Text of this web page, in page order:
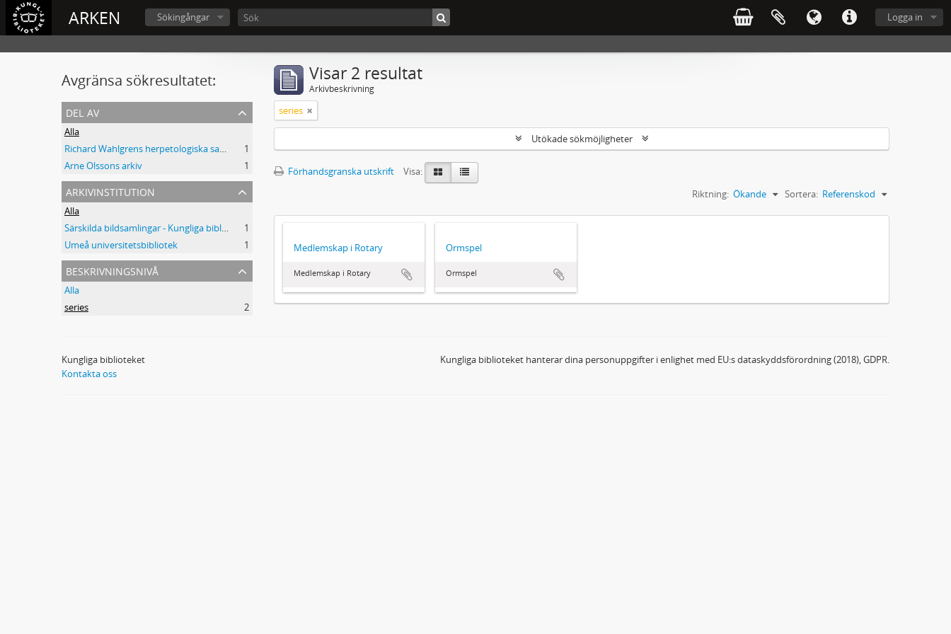
ARKEN Logga in
Sökingångar
Avgränsa sökresultatet:
del av
Alla
Richard Wahlgrens herpetologiska samling
1
Arne Olssons arkiv
1
arkivinstitution
Alla
Särskilda bildsamlingar - Kungliga biblioteket
1
Umeå universitetsbibliotek
1
beskrivningsnivå
Alla
series
2
Visar 2 resultat
Arkivbeskrivning
series
Utökade sökmöjligheter
Förhandsgranska utskrift
Visa:
Sortera: Referenskod
Riktning: Ökande
Medlemskap i Rotary
Medlemskap i Rotary
Ormspel
Ormspel
Kungliga biblioteket
Kontakta oss
Kungliga biblioteket hanterar dina personuppgifter i enlighet med EU:s dataskyddsförordning (2018), GDPR.